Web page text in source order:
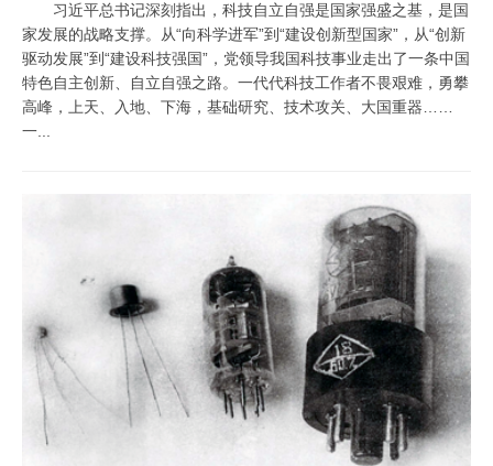
习近平总书记深刻指出，科技自立自强是国家强盛之基，是国
家发展的战略支撑。从“向科学进军”到“建设创新型国家”，从“创新
驱动发展”到“建设科技强国”，党领导我国科技事业走出了一条中国
特色自主创新、自立自强之路。一代代科技工作者不畏艰难，勇攀
高峰，上天、入地、下海，基础研究、技术攻关、大国重器……
一...